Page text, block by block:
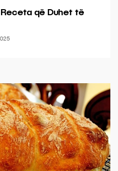
Receta që Duhet të